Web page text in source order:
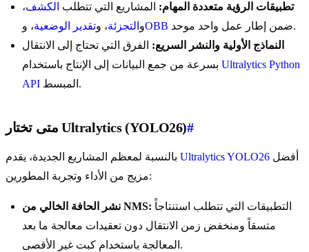
تطبيقات الرؤية متعددة المهام: المشاريع التي تتطلب الكشف،
و التجزئة، وتقدير الوضعية، و OBB
ضمن إطار عمل واحد موحد.
النماذج الأولية والنشر السريع: الفرق التي تحتاج إلى الانتقال
Ultralytics Python
API
المبسط.
متى تختار Ultralytics (YOLO26)#
Ultralytics YOLO26
مزيج من الأداء وتجربة المطورين:
نشر الحافة الخالي من NMS:
متسقاً ومنخفض زمن الانتقال دون تعقيدات معالجة ما بعد
المعالجة باستخدام كبت غير الأقصى.